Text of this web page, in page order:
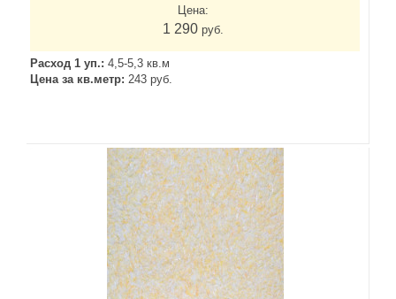
Цена:
1 290 руб.
Расход 1 уп.: 4,5-5,3 кв.м
Цена за кв.метр: 243 руб.